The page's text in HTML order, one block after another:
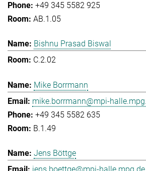
+49 345 5582 925
AB.1.05
Bishnu Prasad Biswal
C.2.02
Mike Borrmann
mike.borrmann@mpi-
+49 345 5582 635
B.1.49
Jens Böttge